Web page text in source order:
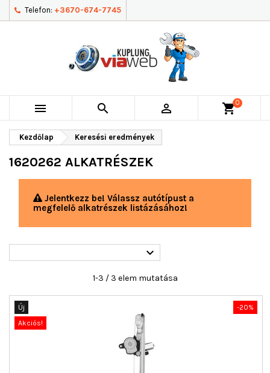
Telefon: +3670-674-7745
   shopping_cart0
Kezdőlap Keresési eredmények
1620262 ALKATRÉSZEK
Jelentkezz be! Válassz autótípust a
megfelelő alkatrészek listázásához!

1-3 / 3 elem mutatása
-20%
Új
Akciós!